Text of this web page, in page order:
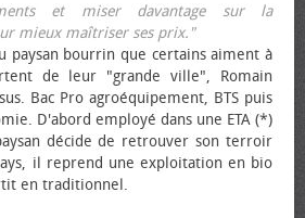
et miser davantage sur la
mieux maîtriser ses prix."
paysan bourrin que certains aiment à
de leur "grande ville", Romain
Bac Pro agroéquipement, BTS puis
D'abord employé dans une ETA (*)
décide de retrouver son terroir
il reprend une exploitation en bio
en traditionnel.